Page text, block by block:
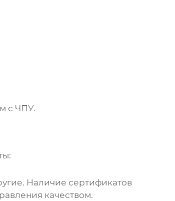
с ЧПУ.
Наличие сертификатов
качеством.